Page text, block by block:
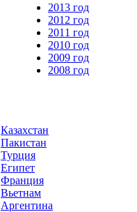
2013 год
2012 год
2011 год
2010 год
2009 год
2008 год
Казахстан
Пакистан
Турция
Египет
Франция
Вьетнам
Аргентина